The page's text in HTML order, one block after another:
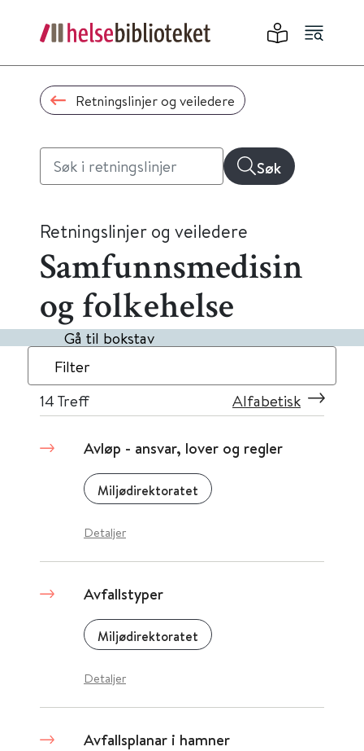
Retningslinjer og veiledere
Søk
Retningslinjer og veiledere
Samfunnsmedisin
og folkehelse
Gå til bokstav
Filter
14 Treff Alfabetisk
Avløp - ansvar, lover og regler
Miljødirektoratet
Detaljer
Avfallstyper
Miljødirektoratet
Detaljer
Avfallsplanar i hamner